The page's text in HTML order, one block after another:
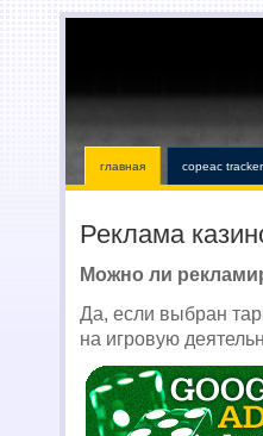
главная copeac
Реклама
Можно ли
Да, если выбран
на игровую